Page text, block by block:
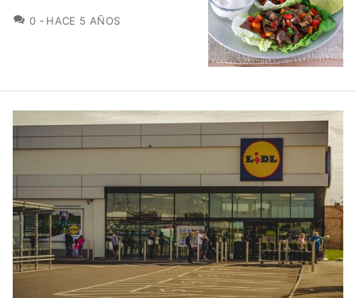
0 COMENTARIOS
HACE 5 AÑOS